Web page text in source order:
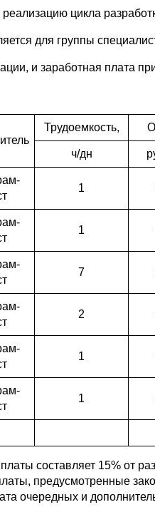
цикла
для группы
и заработная плата
Трудоемкость,
ч/дн
1
1
7
2
1
1
составляет 15% от
предусмотренные
очередных и